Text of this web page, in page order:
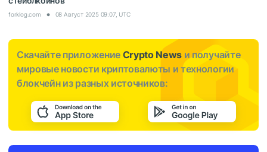
forklog.com 08 Август 2025 09:07, UTC
Скачайте приложение Crypto News и получайте
мировые новости криптовалюты и технологии
блокчейн из разных источников: